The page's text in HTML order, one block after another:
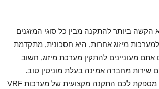
הקשה ביותר להתקנה מבין כל סוגי המזגנים
למערכות מיזוג אחרות, היא חסכונית, מתקדמת
מעוניינים להתקין מערכת מיזוג, חשוב
שירות מחברה אמינה בעלת מוניטין טוב.
חברת קידמת המיזוג מספקת לכם התקנה מקצועית של מערכות VRF